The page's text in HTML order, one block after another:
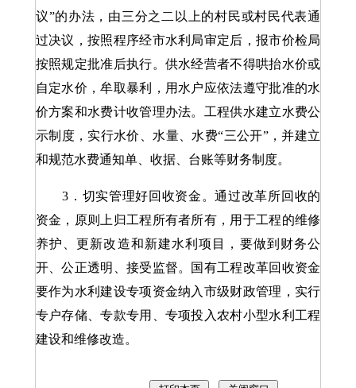
议”的办法，由三分之二以上的村民或村民代表通
过决议，按照程序经市水利局审定后，报市价检局
按照规定批准后执行。供水经营者不得哄抬水价或
自定水价，牟取暴利，用水户应依法遵守批准的水
价方案和水费计收管理办法。工程供水建立水费公
示制度，实行水价、水量、水费“三公开”，并建立
和规范水费通知单、收据、台账等财务制度。
3．切实管理好回收资金。通过改革所回收的
资金，原则上归工程所有者所有，用于工程的维修
养护、更新改造和新建水利项目，要做到财务公
开、公正透明、接受监督。国有工程改革回收资金
要作为水利建设专项资金纳入市级财政管理，实行
专户存储、专款专用、专项投入农村小型水利工程
建设和维修改造。